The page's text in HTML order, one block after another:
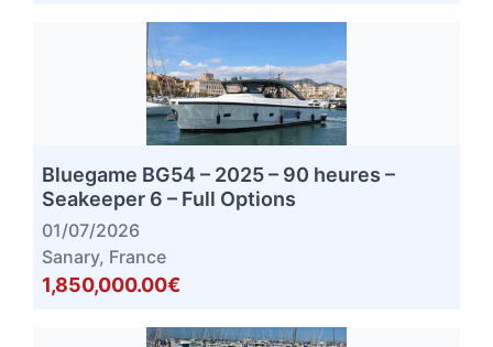
Bluegame BG54 – 2025 – 90 heures –
Seakeeper 6 – Full Options
01/07/2026
Sanary, France
1,850,000.00€